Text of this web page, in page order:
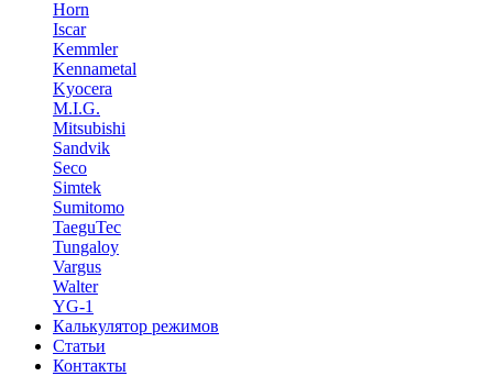
Horn
Iscar
Kemmler
Kennametal
Kyocera
M.I.G.
Mitsubishi
Sandvik
Seco
Simtek
Sumitomo
TaeguTec
Tungaloy
Vargus
Walter
YG-1
Калькулятор режимов
Статьи
Контакты